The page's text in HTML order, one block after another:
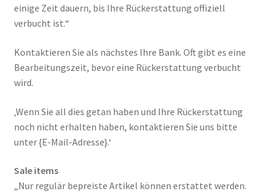
einige Zeit dauern, bis Ihre Rückerstattung offiziell
verbucht ist.“
Kontaktieren Sie als nächstes Ihre Bank. Oft gibt es eine
Bearbeitungszeit, bevor eine Rückerstattung verbucht
wird.
‚Wenn Sie all dies getan haben und Ihre Rückerstattung
noch nicht erhalten haben, kontaktieren Sie uns bitte
unter {E-Mail-Adresse}.‘
Sale items
„Nur regulär bepreiste Artikel können erstattet werden.